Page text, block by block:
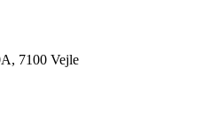
7100 Vejle